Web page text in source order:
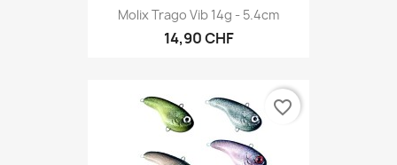
Molix Trago Vib 14g - 5.4cm
14,90 CHF
favorite_border